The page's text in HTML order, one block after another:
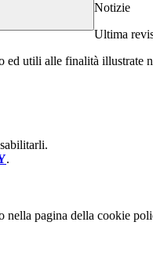
Notizie
Ultima
ed utili alle finalità illustrate
.
nella pagina della cookie